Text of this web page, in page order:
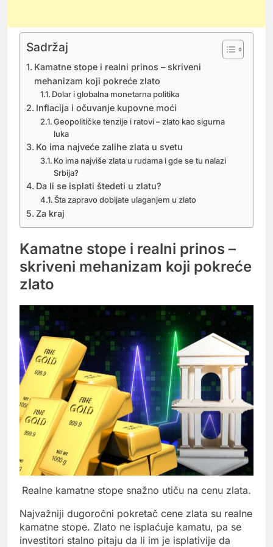
Sadržaj
Kamatne stope i realni prinos – skriveni
mehanizam koji pokreće zlato
Dolar i globalna monetarna politika
Inflacija i očuvanje kupovne moći
Geopolitičke tenzije i ratovi – zlato kao sigurna
luka
Ko ima najveće zalihe zlata u svetu
Ko ima najviše zlata u rudama i gde se tu nalazi
Srbija?
Da li se isplati štedeti u zlatu?
Šta zapravo dobijate ulaganjem u zlato
Za kraj
Kamatne stope i realni prinos –
skriveni mehanizam koji pokreće
zlato
Realne kamatne stope snažno utiču na cenu zlata.
Najvažniji dugoročni pokretač cene zlata su realne
kamatne stope. Zlato ne isplaćuje kamatu, pa se
investitori stalno pitaju da li im je isplativije da